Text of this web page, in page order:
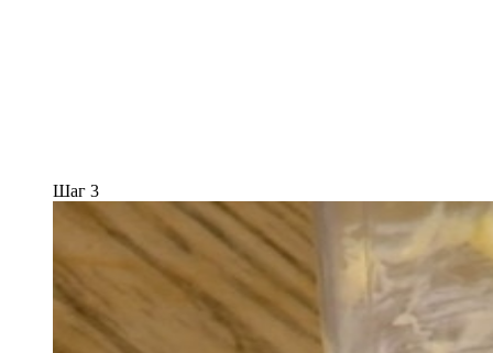
Шаг 3